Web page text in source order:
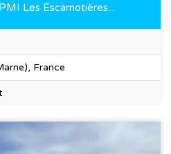
Les Escarnotières...
France